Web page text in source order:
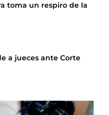
toma un respiro de la
a jueces ante Corte